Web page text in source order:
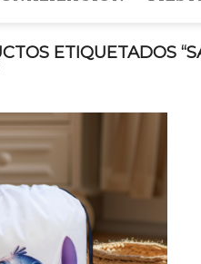
ETIQUETADOS